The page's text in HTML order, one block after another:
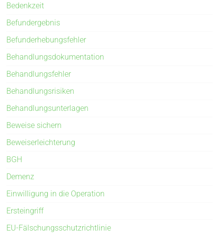
Bedenkzeit
Befundergebnis
Befunderhebungsfehler
Behandlungsdokumentation
Behandlungsfehler
Behandlungsrisiken
Behandlungsunterlagen
Beweise sichern
Beweiserleichterung
BGH
Demenz
Einwilligung in die Operation
Ersteingriff
EU-Fälschungsschutzrichtlinie